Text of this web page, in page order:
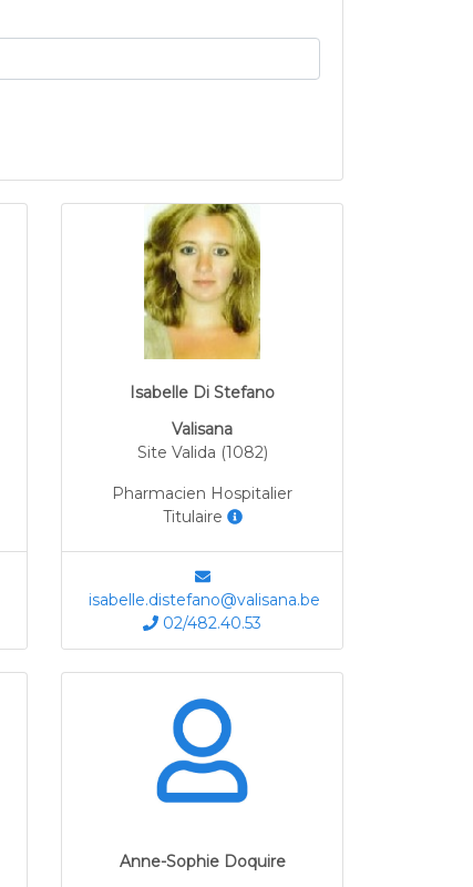
Isabelle Di Stefano
Valisana
Site Valida (1082)
Pharmacien Hospitalier
Titulaire
isabelle.distefano@valisana.be
02/482.40.53
Anne-Sophie Doquire